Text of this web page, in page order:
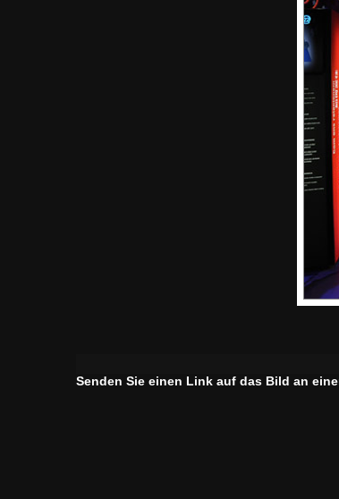
Senden Sie einen Link auf das Bild an